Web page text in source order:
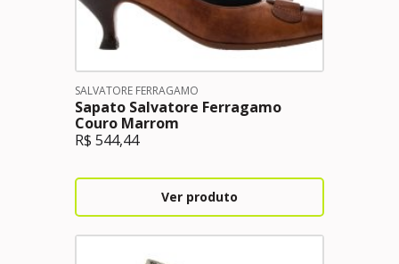
SALVATORE FERRAGAMO
Sapato Salvatore Ferragamo
Couro Marrom
R$ 544,44
Ver produto